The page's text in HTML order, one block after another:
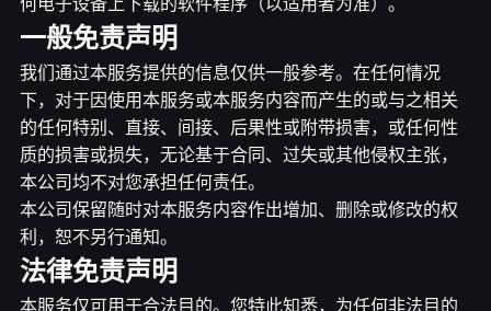
一般免责声明
我们通过本服务提供的信息仅供一般参考。在任何情况
下，对于因使用本服务或本服务内容而产生的或与之相关
的任何特别、直接、间接、后果性或附带损害，或任何性
质的损害或损失，无论基于合同、过失或其他侵权主张，
本公司均不对您承担任何责任。
本公司保留随时对本服务内容作出增加、删除或修改的权
利，恕不另行通知。
法律免责声明
本服务仅可用于合法目的。您特此知悉，为任何非法目的